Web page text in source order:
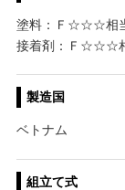
塗料：Ｆ☆☆☆相
接着剤：Ｆ☆☆☆
製造国
ベトナム
組立て式